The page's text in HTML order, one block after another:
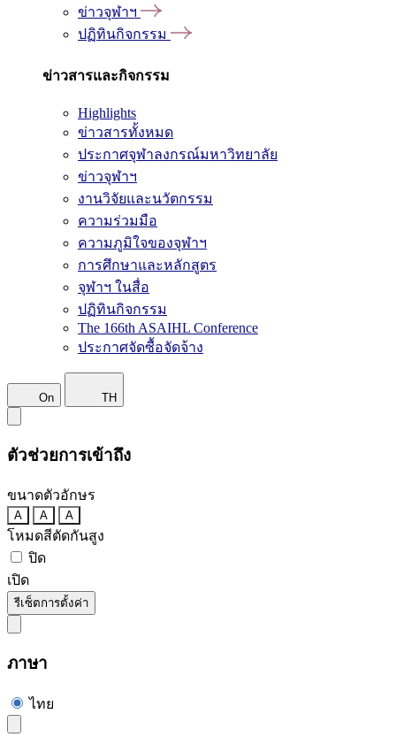
ข่าวจุฬาฯ
ปฏิทินกิจกรรม
ข่าวสารและกิจกรรม
Highlights
ข่าวสารทั้งหมด
ประกาศจุฬาลงกรณ์มหาวิทยาลัย
ข่าวจุฬาฯ
งานวิจัยและนวัตกรรม
ความร่วมมือ
ความภูมิใจของจุฬาฯ
การศึกษาและหลักสูตร
จุฬาฯ ในสื่อ
ปฏิทินกิจกรรม
The 166th ASAIHL Conference
ประกาศจัดซื้อจัดจ้าง
On TH
ตัวช่วยการเข้าถึง
ขนาดตัวอักษร
A A A
โหมดสีตัดกันสูง
ปิด
เปิด
รีเซ็ตการตั้งค่า
ภาษา
ไทย